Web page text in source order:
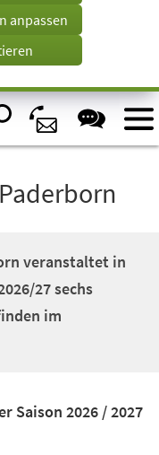
anpassen
veranstaltet in
27 sechs
im
Saison 2026 / 2027